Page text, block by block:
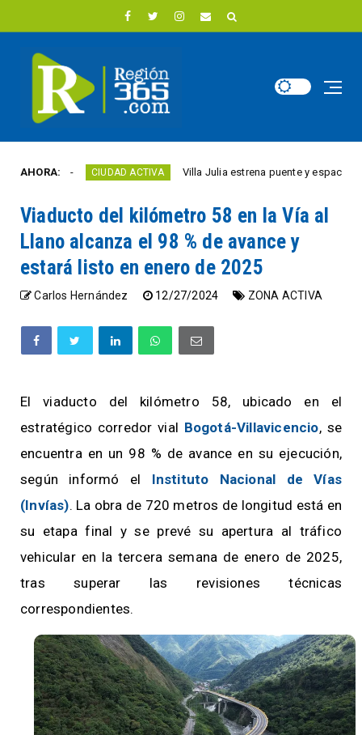
AHORA:CIUDAD ACTIVA Villa Julia estrena puente y espacios
Viaducto del kilómetro 58 en la Vía al
Llano alcanza el 98 % de avance y
estará listo en enero de 2025
Carlos Hernández 12/27/2024 ZONA ACTIVA
El viaducto del kilómetro 58, ubicado en el
estratégico corredor vial Bogotá-Villavicencio, se
encuentra en un 98 % de avance en su ejecución,
según informó el Instituto Nacional de Vías
(Invías). La obra de 720 metros de longitud está en
su etapa final y se prevé su apertura al tráfico
vehicular en la tercera semana de enero de 2025,
tras superar las revisiones técnicas
correspondientes.